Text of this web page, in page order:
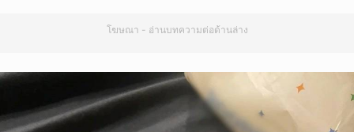
โฆษณา - อ่านบทความต่อด้านล่าง